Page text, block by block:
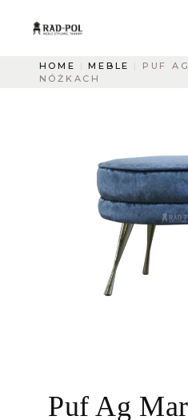
HOME MEBLE
PUF
NÓŻKACH
Puf Ag